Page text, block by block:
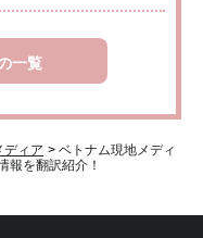
一覧
ディア > ベトナム現地メディ
報を翻訳紹介！